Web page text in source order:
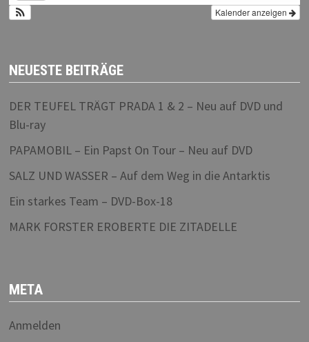
Kalender anzeigen
NEUESTE BEITRÄGE
DER TEUFEL TRÄGT PRADA 1 & 2 – Neu auf DVD und
Blu-ray
PAPAMOBIL – Ein Papst On Tour – Neu auf DVD
SALZ UND WASSER – Auf dem Weg in die Antarktis
Ein starkes Team – DVD-Box-18
MARK FORSTER EROBERTE DIE ZITADELLE
META
Anmelden